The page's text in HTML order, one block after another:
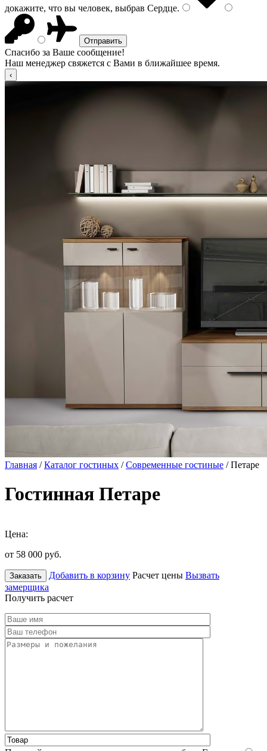
докажите, что вы человек, выбрав Сердце.
Спасибо за Ваше сообщение!
Наш менеджер свяжется с Вами в ближайшее время.
Главная /Каталог гостиных /Современные гостиные / Петаре
Гостинная Петаре
Цена:
от 58 000 руб.
Заказать Добавить в корзину Расчет цены Вызвать
замерщика
Получить расчет